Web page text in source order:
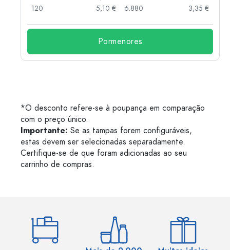
120
5,10 €
6.880
3,35 €
Pormenores
*O desconto refere-se à poupança em comparação
com o preço único.
Importante: Se as tampas forem configuráveis,
estas devem ser selecionadas separadamente.
Certifique-se de que foram adicionadas ao seu
carrinho de compras.